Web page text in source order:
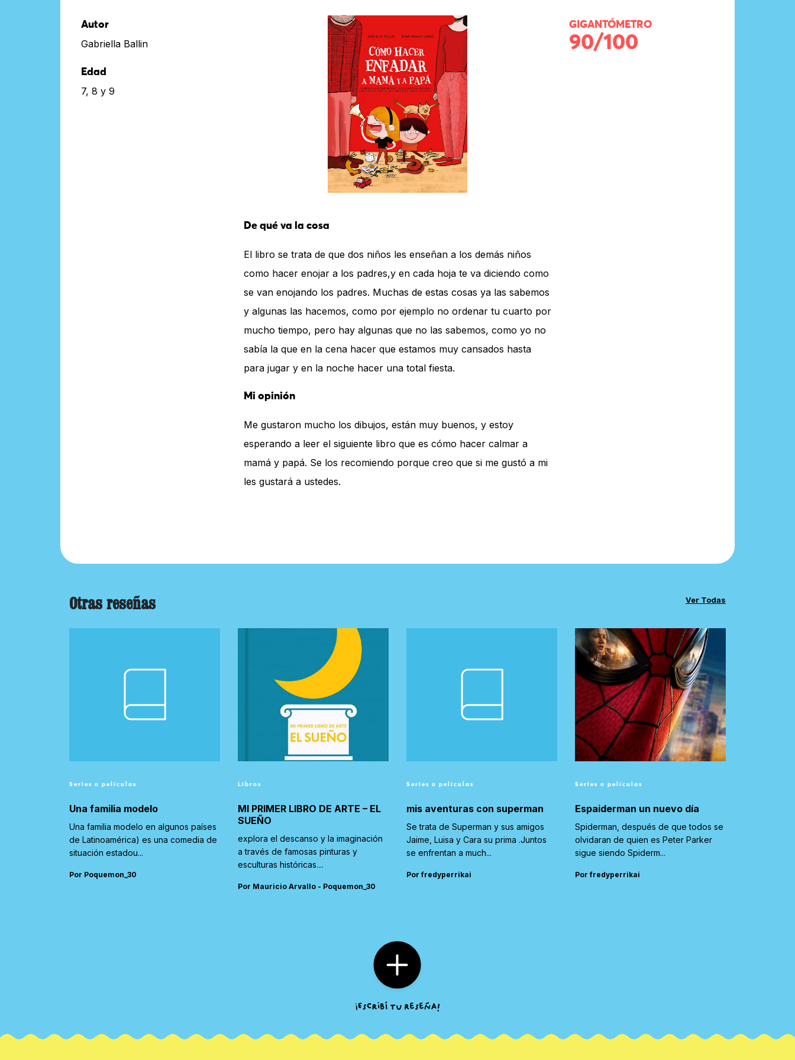
Autor
Gabriella Ballin
Edad
7, 8 y 9
De qué va la cosa
El libro se trata de que dos niños les enseñan a los demás niños
como hacer enojar a los padres,y en cada hoja te va diciendo como
se van enojando los padres. Muchas de estas cosas ya las sabemos
y algunas las hacemos, como por ejemplo no ordenar tu cuarto por
mucho tiempo, pero hay algunas que no las sabemos, como yo no
sabía la que en la cena hacer que estamos muy cansados hasta
para jugar y en la noche hacer una total fiesta.
Mi opinión
Me gustaron mucho los dibujos, están muy buenos, y estoy
esperando a leer el siguiente libro que es cómo hacer calmar a
mamá y papá. Se los recomiendo porque creo que si me gustó a mi
les gustará a ustedes.
GIGANTÓMETRO
90/100
Otras reseñas Ver Todas
Series o películas
Una familia modelo
Una familia modelo en algunos países
de Latinoamérica) es una comedia de
situación estadou...
Por Poquemon_30
Libros
MI PRIMER LIBRO DE ARTE – EL
SUEÑO
explora el descanso y la imaginación
a través de famosas pinturas y
esculturas históricas....
Por Mauricio Arvallo - Poquemon_30
Series o películas
mis aventuras con superman
Se trata de Superman y sus amigos
Jaime, Luisa y Cara su prima .Juntos
se enfrentan a much...
Por fredyperrikai
Series o películas
Espaiderman un nuevo día
Spiderman, después de que todos se
olvidaran de quien es Peter Parker
sigue siendo Spiderm...
Por fredyperrikai